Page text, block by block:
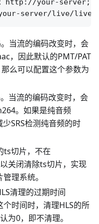
http://your-server;
当流的编码改变时，会
，因此默认的PMT/PAT
么可以配置这个参数为
当流的编码改变时，会
。如果是纯音频
SRS检测纯音频的时
ts切片，不在
关闭清除ts切片，实现
理系统。
清理的过期时间
个时间时，清理HLS的所
为0，即不清理。